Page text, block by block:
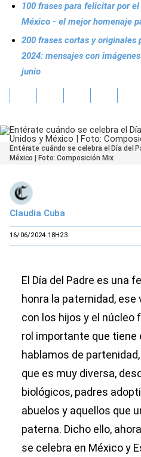
100 frases para felicitar por
México - el mejor homenaje
200 frases cortas y originales
2024: mensajes con
junio
Entérate cuándo se celebra el Día del
México | Foto: Composición Mix
Claudia Cuba
16/06/2024 18H23
El Día del Padre es una
honra la paternidad,
con los hijos y el núcleo
rol importante que tiene
hablamos de
que es muy diversa,
biológicos, padres
abuelos y aquellos que
paterna. Dicho ello,
se celebra en México y